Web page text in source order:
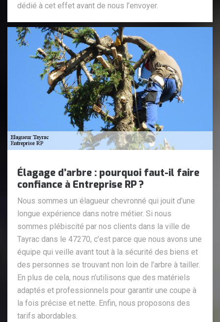
dédié à cet effet avant de nous l’envoyer.
Élagage d’arbre : pourquoi faut-il faire
confiance à Entreprise RP ?
Nous sommes un élagueur chevronné qui jouit d’une
longue expérience dans notre métier. Si nous
sommes plébiscité par nos clients dans la ville de
Tayrac dans le 47270, c’est parce que nous avons une
équipe qui veille avant tout à la sécurité des biens et
des personnes se trouvant non loin de l’arbre à tailler.
En plus de cela, nous n’utilisons que des matériels
adaptés et professionnels pour garantir une coupe à
la fois précise et nette. Enfin, nous proposons des
tarifs abordables.